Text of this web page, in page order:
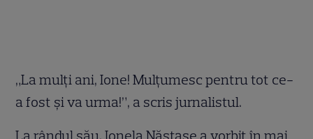
„La mulți ani, Ione! Mulțumesc pentru tot ce-
a fost și va urma!”, a scris jurnalistul.